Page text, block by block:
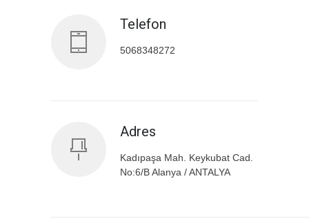
Telefon
5068348272
Adres
Kadıpaşa Mah. Keykubat Cad.
No:6/B Alanya / ANTALYA